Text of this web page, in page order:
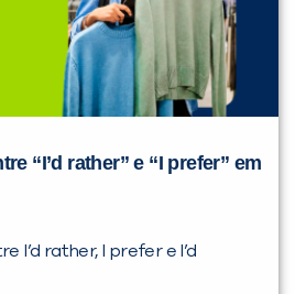
“I’d rather” e “I prefer” em
I’d rather, I prefer e I’d